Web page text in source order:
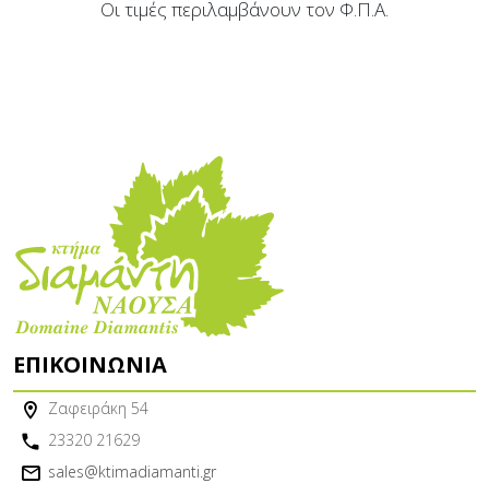
Οι τιμές περιλαμβάνουν τον Φ.Π.Α.
ΕΠΙΚΟΙΝΩΝΊΑ
Ζαφειράκη 54
23320 21629
sales@ktimadiamanti.gr